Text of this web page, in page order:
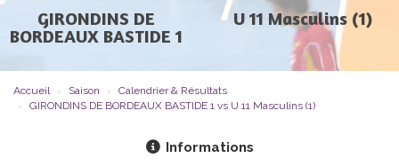
GIRONDINS DE
BORDEAUX BASTIDE 1
U 11 Masculins (1)
Accueil Saison
Calendrier & Résultats
GIRONDINS DE BORDEAUX BASTIDE 1 vs U 11 Masculins (1)
Informations